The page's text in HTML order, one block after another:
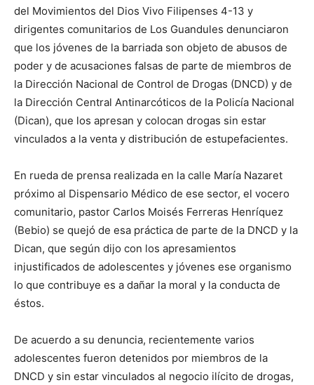
del Movimientos del Dios Vivo Filipenses 4-13 y
dirigentes comunitarios de Los Guandules denunciaron
que los jóvenes de la barriada son objeto de abusos de
poder y de acusaciones falsas de parte de miembros de
la Dirección Nacional de Control de Drogas (DNCD) y de
la Dirección Central Antinarcóticos de la Policía Nacional
(Dican), que los apresan y colocan drogas sin estar
vinculados a la venta y distribución de estupefacientes.
En rueda de prensa realizada en la calle María Nazaret
próximo al Dispensario Médico de ese sector, el vocero
comunitario, pastor Carlos Moisés Ferreras Henríquez
(Bebio) se quejó de esa práctica de parte de la DNCD y la
Dican, que según dijo con los apresamientos
injustificados de adolescentes y jóvenes ese organismo
lo que contribuye es a dañar la moral y la conducta de
éstos.
De acuerdo a su denuncia, recientemente varios
adolescentes fueron detenidos por miembros de la
DNCD y sin estar vinculados al negocio ilícito de drogas,